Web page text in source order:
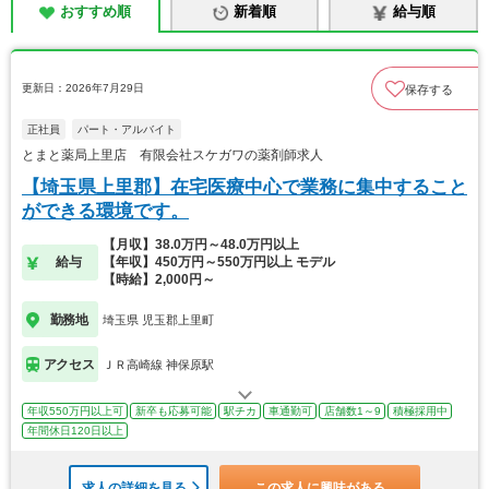
おすすめ順 新着順 給与順
更新日：2026年7月29日 保存する
正社員 パート・アルバイト
とまと薬局上里店 有限会社スケガワの薬剤師求人
【埼玉県上里郡】在宅医療中心で業務に集中すること
ができる環境です。
給与
【月収】38.0万円～48.0万円以上
【年収】450万円～550万円以上 モデル
【時給】2,000円～
勤務地 埼玉県 児玉郡上里町
アクセス ＪＲ高崎線 神保原駅
年収550万円以上可 新卒も応募可能 駅チカ 車通勤可 店舗数1～9
積極採用中
年間休日120日以上